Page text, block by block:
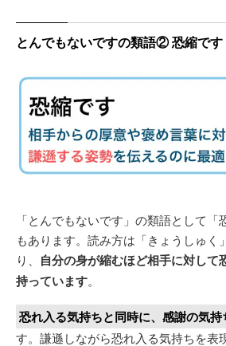
とんでもないですの類語② 恐縮です
「とんでもないです」の類語として
もあります。読み方は「きょうしゅく
り、 自分の身が縮むほど相手に対して
持っています。
恐れ入る気持ちと同時に、感謝の気
す。謙遜しながら恐れ入る気持ちを表